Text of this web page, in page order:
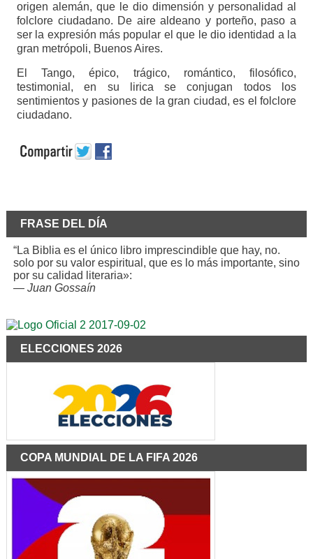
origen alemán, que le dio dimensión y personalidad al
folclore ciudadano. De aire aldeano y porteño, paso a
ser la expresión más popular el que le dio identidad a la
gran metrópoli, Buenos Aires.
El Tango, épico, trágico, romántico, filosófico,
testimonial, en su lirica se conjugan todos los
sentimientos y pasiones de la gran ciudad, es el folclore
ciudadano.
FRASE DEL DÍA
“La Biblia es el único libro imprescindible que hay, no.
solo por su valor espiritual, que es lo más importante, sino
por su calidad literaria»:
— Juan Gossaín
ELECCIONES 2026
COPA MUNDIAL DE LA FIFA 2026